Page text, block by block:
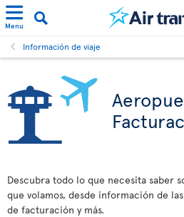
Menu
Información de viaje
Descubra todo lo que necesita saber
que volamos, desde información de
de facturación y más.